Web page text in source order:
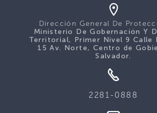
Dirección General De
Ministerio De Gobernación Y
Territorial, Primer Nivel 9 Calle
15 Av. Norte, Centro de
Salvador.
2281-0888